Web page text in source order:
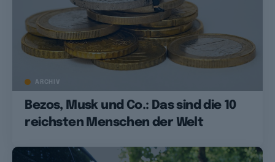
ARCHIV
Bezos, Musk und Co.: Das sind die 10
reichsten Menschen der Welt